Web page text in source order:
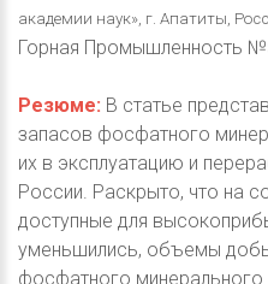
академии наук», г. Апатиты,
Горная Промышленность
Резюме: В статье
запасов фосфатного
их в эксплуатацию и
России. Раскрыто, что на
доступные для
уменьшились, объемы
фосфатного минерального